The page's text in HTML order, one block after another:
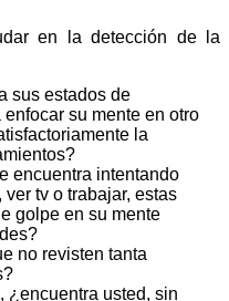
en la detección de la
sus estados de
su mente en otro
la
encuentra intentando
tv o trabajar, estas
golpe en su mente
no revisten tanta
¿encuentra usted, sin